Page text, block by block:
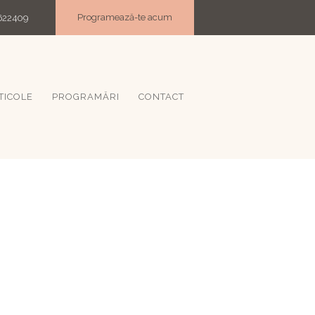
Programează-te acum
PROGRAMĂRI CONTACT